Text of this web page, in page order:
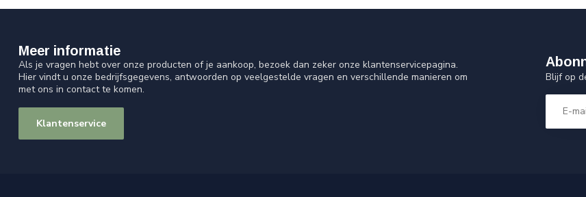
Meer informatie
Als je vragen hebt over onze producten of je aankoop, bezoek dan zeker onze klantenservicepagina.
Hier vindt u onze bedrijfsgegevens, antwoorden op veelgestelde vragen en verschillende manieren om
met ons in contact te komen.
Klantenservice
Blijf op